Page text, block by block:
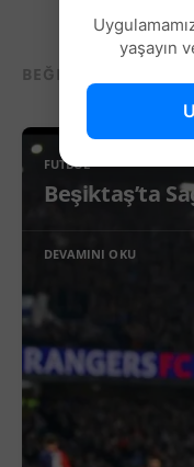
BEĞENEBILECEĞIN
FUTBOL
Beşiktaş’ta
DEVAMINI OKU
yaşayın